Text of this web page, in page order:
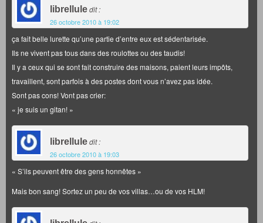
librelluledit :
26 octobre 2010 à 19:02
ça fait belle lurette qu’une partie d’entre eux est sédentarisée.
Ils ne vivent pas tous dans des roulottes ou des taudis!
Il y a ceux qui se sont fait construire des maisons, paient leurs impôts,
travaillent, sont parfois à des postes dont vous n’avez pas idée.
Sont pas cons! Vont pas crier:
« je suis un gitan! »
librelluledit :
26 octobre 2010 à 19:03
« S’ils peuvent être des gens honnêtes »
Mais bon sang! Sortez un peu de vos villas…ou de vos HLM!